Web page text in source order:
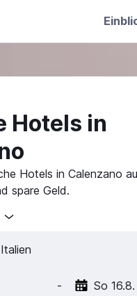
Hotels in
Hotels in Calenzano
spare Geld.
- So 16.8.